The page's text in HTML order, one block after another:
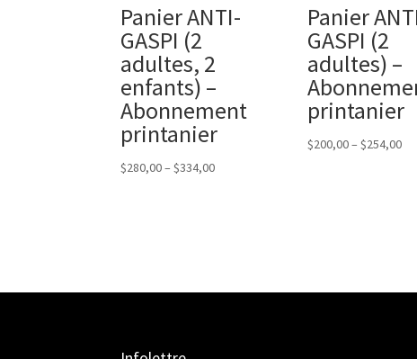
Panier ANTI-
GASPI (2
adultes, 2
enfants) –
Abonnement
printanier
$280,00–$334,00
Panier
GASPI (2
adultes) –
printanier
$200,00– $254,00